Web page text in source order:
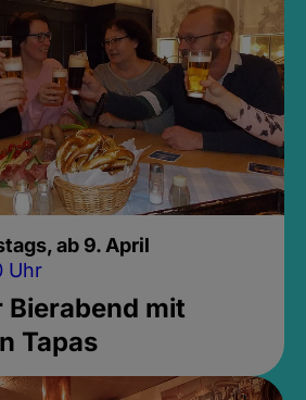
ab 9. April
Uhr
Bierabend mit
Tapas